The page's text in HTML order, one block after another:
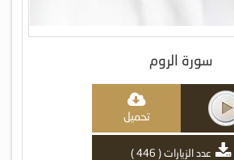
سورة الروم
تحميل
عدد الزيارات ( 446 )